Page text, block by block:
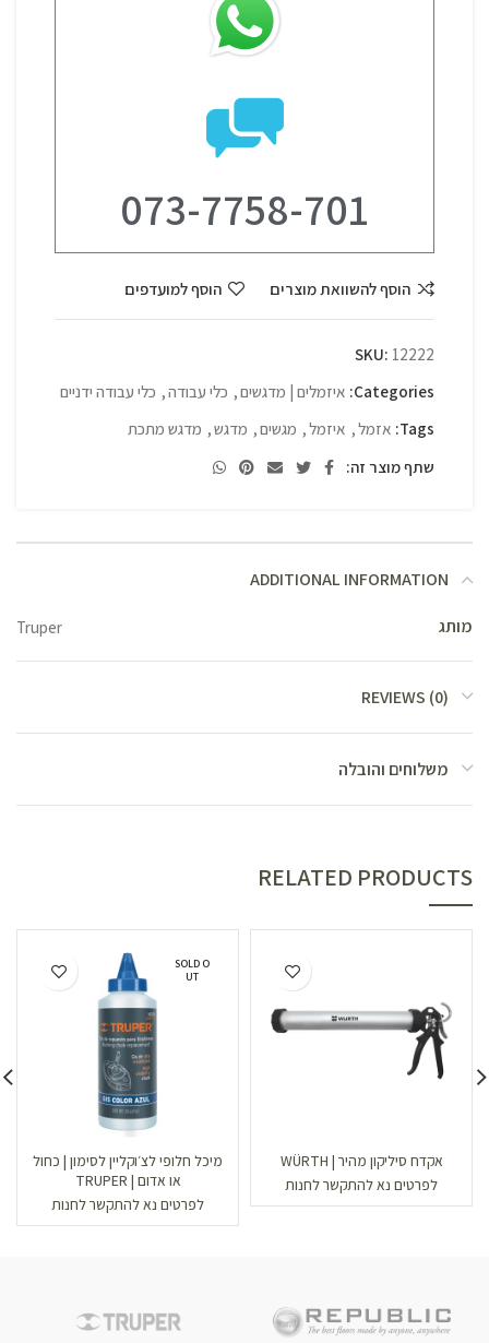
073-7758-701
הוסף להשוואת מוצרים הוסף למועדפים
SKU: 12222
Categories: איזמלים | מדגשים, כלי עבודה, כלי עבודה ידניים
Tags: אזמל, איזמל, מגשים, מדגש, מדגש מתכת
שתף מוצר זה:
ADDITIONAL INFORMATION
מותג Truper
REVIEWS (0)
משלוחים והובלה
RELATED PRODUCTS
אקדח סיליקון מהיר | WÜRTH
לפרטים נא להתקשר לחנות
SOLD O
UT
מיכל חלופי לצ׳וקליין לסימון | כחול
או אדום | TRUPER
לפרטים נא להתקשר לחנות